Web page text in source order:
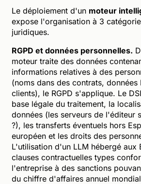
Le déploiement d'un moteur
expose l'organisation à 3
juridiques.
RGPD et données personnelles.
moteur traite des données
informations relatives à des
(noms dans des contrats, données
clients), le RGPD s'applique. Le
base légale du traitement, la
données (les serveurs de l'éditeur
?), les transferts éventuels hors
européen et les droits des
L'utilisation d'un LLM hébergé aux
clauses contractuelles types
l'entreprise à des sanctions
du chiffre d'affaires annuel